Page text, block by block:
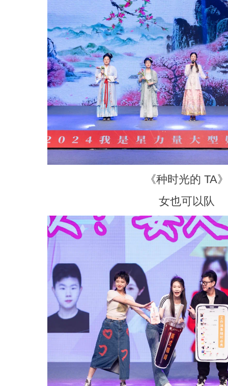
《种时光的 TA
女也可以队